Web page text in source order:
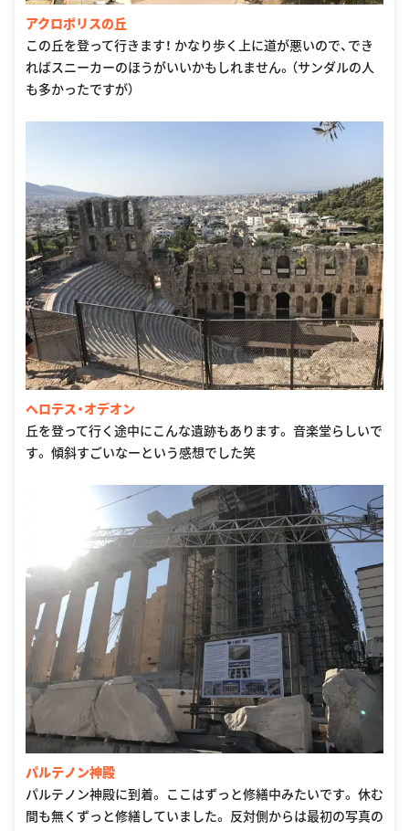
アクロポリスの丘
この丘を登って行きます！ かなり歩く上に道が悪いので、でき
ればスニーカーのほうがいいかもしれません。（サンダルの人
も多かったですが）
ヘロテス・オデオン
丘を登って行く途中にこんな遺跡もあります。 音楽堂らしいで
す。 傾斜すごいなーという感想でした笑
パルテノン神殿
パルテノン神殿に到着。 ここはずっと修繕中みたいです。 休む
間も無くずっと修繕していました。 反対側からは最初の写真の